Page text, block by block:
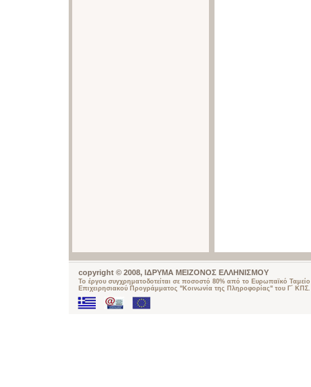
copyright © 2008, ΙΔΡΥΜΑ ΜΕΙΖΟΝΟΣ ΕΛΛΗΝΙΣΜΟΥ
Το έργου συγχρηματοδοτείται σε ποσοστό 80% από το Ευρωπαϊκό
Επιχειρησιακού Προγράμματος "Κοινωνία της Πληροφορίας" του Γ΄ ΚΠΣ.